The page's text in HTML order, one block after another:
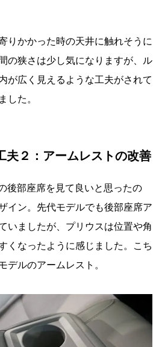
りかかった時の天井に触れそうに
の狭さは少し気になりますが、ル
が広く見えるような工夫がされて
した。
夫２：アームレストの改善
後部座席を見て良いと思ったの
イン。先代モデルでも後部座席ア
いましたが、プリウスは位置や角
くなったように感じました。こち
デルのアームレスト。